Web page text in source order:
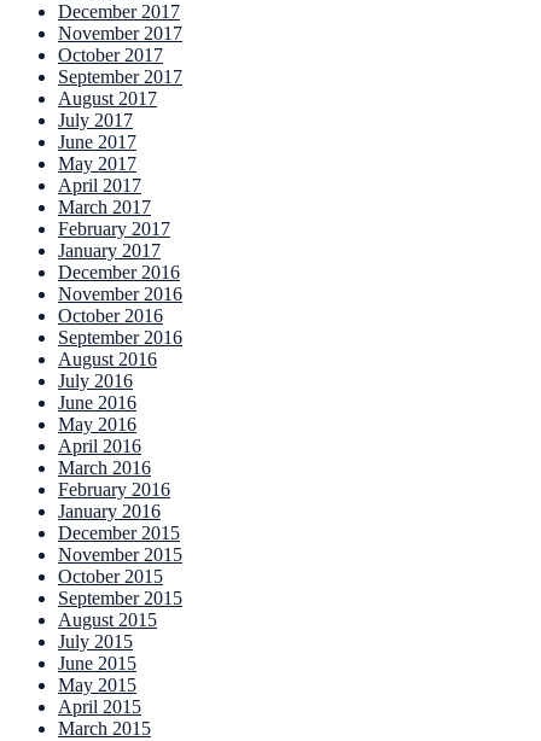
December 2017
November 2017
October 2017
September 2017
August 2017
July 2017
June 2017
May 2017
April 2017
March 2017
February 2017
January 2017
December 2016
November 2016
October 2016
September 2016
August 2016
July 2016
June 2016
May 2016
April 2016
March 2016
February 2016
January 2016
December 2015
November 2015
October 2015
September 2015
August 2015
July 2015
June 2015
May 2015
April 2015
March 2015